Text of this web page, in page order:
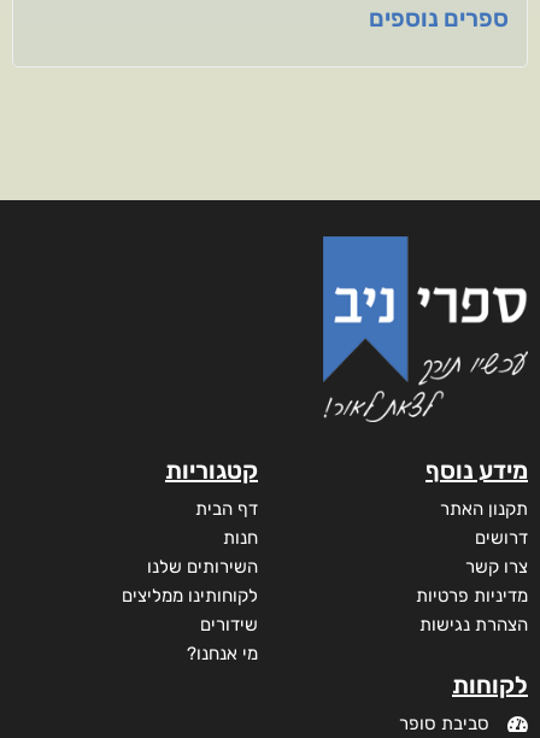
ספרים נוספים
מידע נוסף
תקנון האתר
דרושים
צרו קשר
מדיניות פרטיות
הצהרת נגישות
לקוחות
סביבת סופר
קטגוריות
דף הבית
חנות
השירותים שלנו
לקוחותינו ממליצים
שידורים
מי אנחנו?